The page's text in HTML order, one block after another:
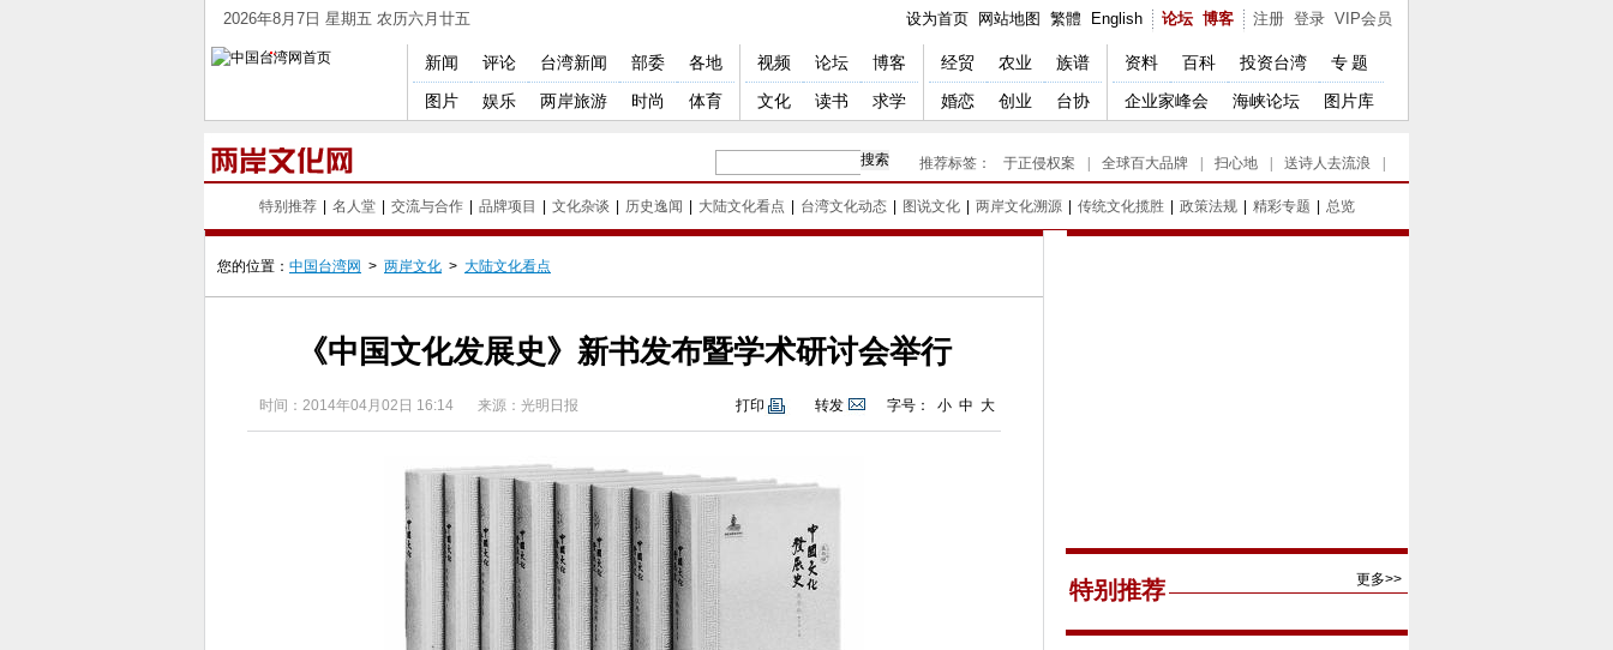
2026年8月7日 星期五 农历六月廿五 注册 登录 VIP会员
论坛 博客
设为首页 网站地图 繁體 English
新闻 评论 台湾新闻 部委
各地
图片
娱乐 两岸旅游 时尚 体育
视频 论坛
博客
文化
读书 求学
经贸 农业
族谱
婚恋
创业 台协
资料 百科 投资台湾
专题
企业家峰会
海峡论坛 图片库
推荐标签： 于正侵权案 全球百大品牌 扫心地 送诗人去流浪
特别推荐 名人堂 交流与合作 品牌项目 文化杂谈 历史逸闻 大陆文化看点 台湾文化动态 图说文化 两岸文化溯源 传统文化揽胜 政策法规 精彩专题 总览
您的位置： 中国台湾网 > 两岸文化 > 大陆文化看点
《中国文化发展史》新书发布暨学术研讨会举行
时间： 2014年04月02日 16:14 来源：光明日报 字号： 小 中 大
转发
打印
特别推荐 更多>>